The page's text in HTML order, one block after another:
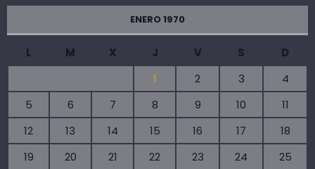
ENERO 1970
L M X J V S
D
1
2 3
4
5
6 7 8 9 10
11
12
13 14 15 16 17
18
19
20 21 22 23 24
25